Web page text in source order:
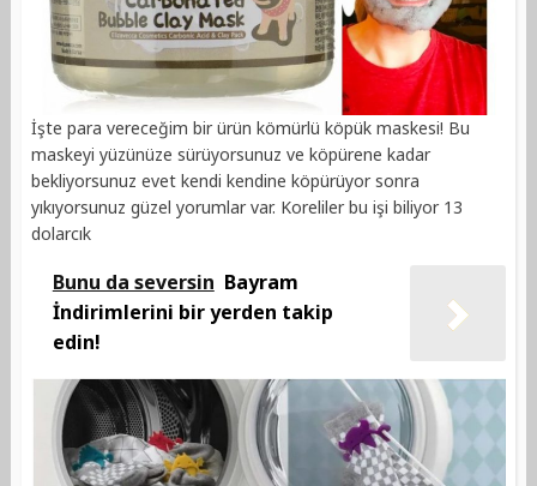
İşte para vereceğim bir ürün kömürlü köpük maskesi! Bu
maskeyi yüzünüze sürüyorsunuz ve köpürene kadar
bekliyorsunuz evet kendi kendine köpürüyor sonra
yıkıyorsunuz güzel yorumlar var. Koreliler bu işi biliyor 13
dolarcık
Bunu da seversin Bayram
İndirimlerini bir yerden takip
edin!